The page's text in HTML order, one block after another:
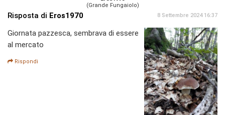
(Grande Fungaiolo)
Risposta di Eros1970 8 Settembre 2024 16:37
Giornata pazzesca, sembrava di essere
al mercato
Rispondi